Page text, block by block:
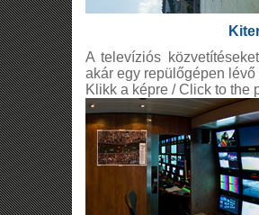
A televíziós
akár egy repülőgépen
Klikk a képre / Click to the